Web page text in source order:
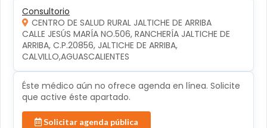
Consultorio
CENTRO DE SALUD RURAL JALTICHE DE ARRIBA
CALLE JESÚS MARÍA NO.506, RANCHERÍA JALTICHE DE
ARRIBA, C.P.20856, JALTICHE DE ARRIBA,
CALVILLO,AGUASCALIENTES
Éste médico aún no ofrece agenda en línea. Solicite
que active éste apartado.
Solicitar agenda pública